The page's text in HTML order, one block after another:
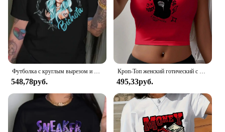
Футболка с круглым вырезом и принтом Bichota, повседневный топ с заниженными плечами и короткими рукавами, женская одежда
548,78руб.
Кроп-Топ женский готический с круглым вырезом и коротким рукавом, повседневный белый топ с 3d принтом в стиле хип-хоп, Y2k
495,33руб.